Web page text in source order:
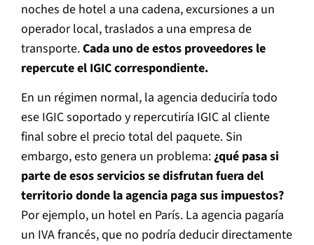
noches de hotel a una cadena, excursiones a un
operador local, traslados a una empresa de
transporte.Cada uno de estos proveedores le
repercute el IGIC correspondiente.
En un régimen normal, la agencia deduciría todo
ese IGIC soportado y repercutiría IGIC al cliente
final sobre el precio total del paquete. Sin
embargo, esto genera un problema:¿qué pasa si
parte de esos servicios se disfrutan fuera del
territorio donde la agencia paga sus impuestos?
Por ejemplo, un hotel en París. La agencia pagaría
un IVA francés, que no podría deducir directamente